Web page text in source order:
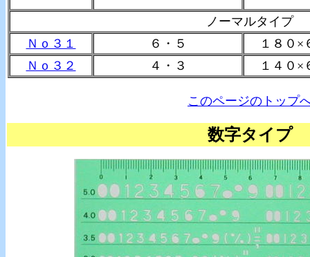
ノーマルタイプ
Ｎｏ３１
６・５
１８０×
Ｎｏ３２
４・３ １４０×
このページのトップ
数字タイプ